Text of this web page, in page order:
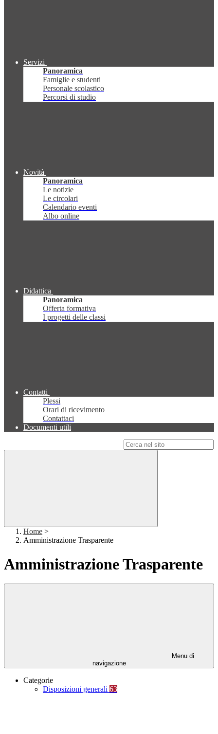
Servizi
Panoramica
Famiglie e studenti
Personale scolastico
Percorsi di studio
Novità
Panoramica
Le notizie
Le circolari
Calendario eventi
Albo online
Didattica
Panoramica
Offerta formativa
I progetti delle classi
Contatti
Plessi
Orari di ricevimento
Contattaci
Documenti utili
Home >
Amministrazione Trasparente
Amministrazione Trasparente
Menu di
navigazione
Categorie
Disposizioni generali 63